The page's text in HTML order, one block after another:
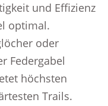
und Effizienz
optimal.
oder
Federgabel
höchsten
Trails.